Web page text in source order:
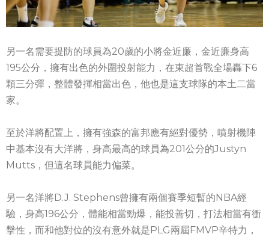
另一名需要提防的球員為20歲的小將金近廉，金近廉身高
195公分，擁有出色的外圍投射能力，在東超首戰全場轟下6
顆三分彈，整體發揮相當出色，他也是這支球隊的本土二當
家。
至於洋將配置上，擁有強森的富邦應有絕對優勢，噴射機陣
中基本沒有大洋將，身高最高的球員為201公分的Justyn
Mutts，但這名球員能力偏菜。
另一名洋將D.J. Stephens曾擁有兩個賽季短暫的NBA經
驗，身高196公分，體能相當勁爆，能投善切，打法相當有衝
擊性，而和他對位的沒有意外就是PLG兩屆FMVP辛特力，